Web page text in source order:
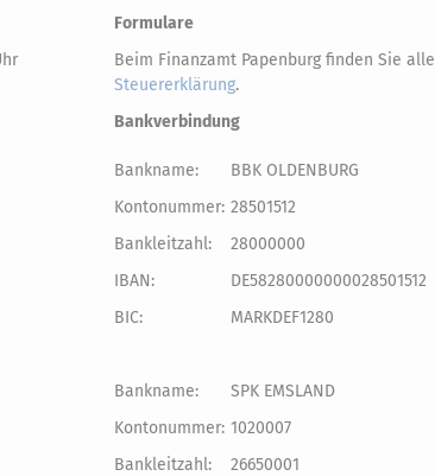
Formulare
Beim Finanzamt Papenburg finden Sie alle
Steuererklärung.
Bankverbindung
Bankname:
BBK OLDENBURG
Kontonummer: 28501512
Bankleitzahl:
28000000
IBAN:
DE58280000000028501512
BIC:
MARKDEF1280
Bankname:
SPK EMSLAND
Kontonummer: 1020007
Bankleitzahl:
26650001